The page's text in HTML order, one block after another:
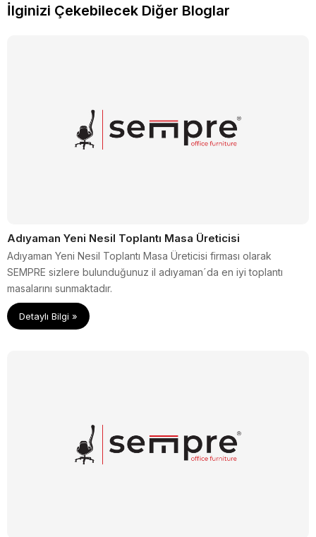
İlginizi Çekebilecek Diğer Bloglar
Adıyaman Yeni Nesil Toplantı Masa Üreticisi
Adıyaman Yeni Nesil Toplantı Masa Üreticisi firması olarak
SEMPRE sizlere bulunduğunuz il adıyaman´da en iyi toplantı
masalarını sunmaktadır.
Detaylı Bilgi »